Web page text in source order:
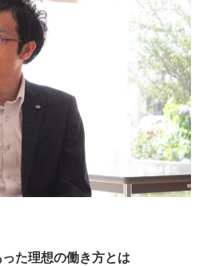
た理想の働き方とは